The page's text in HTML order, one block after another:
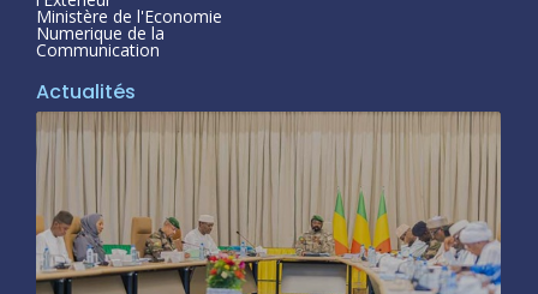
Ministère de l'Economie
Numerique de la
Communication
Actualités